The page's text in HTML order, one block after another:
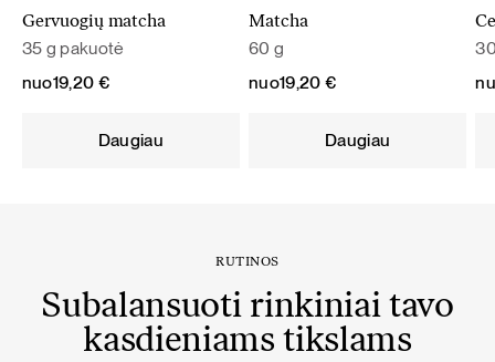
Gervuogių matcha
35 g pakuotė
nuo19,20 €
Daugiau
Matcha
60 g
nuo19,20 €
Daugiau
RUTINOS
Subalansuoti rinkiniai tavo
kasdieniams tikslams